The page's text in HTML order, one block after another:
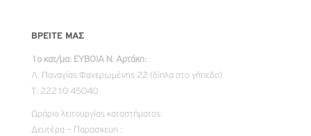
ΒΡΕΊΤΕ ΜΑΣ
1ο κατ/μα: ΕΥΒΟΙΑ Ν. Αρτάκη:
Λ. Παναγίας Φανερωμένης 22 (δίπλα στο γήπεδο)
Τ: 22210 45040
Ωράριο λειτουργίας καταστήματος:
Δευτέρα – Παρασκευη :